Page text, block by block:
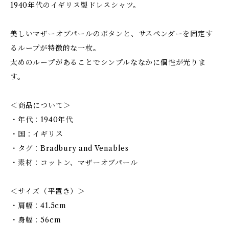
1940年代のイギリス製ドレスシャツ。
美しいマザーオブパールのボタンと、サスペンダーを固定す
るループが特徴的な一枚。
太めのループがあることでシンプルななかに個性が光りま
す。
＜商品について＞
・年代：1940年代
・国：イギリス
・タグ：Bradbury and Venables
・素材：コットン、マザーオブパール
＜サイズ（平置き）＞
・肩幅：41.5cm
・身幅：56cm